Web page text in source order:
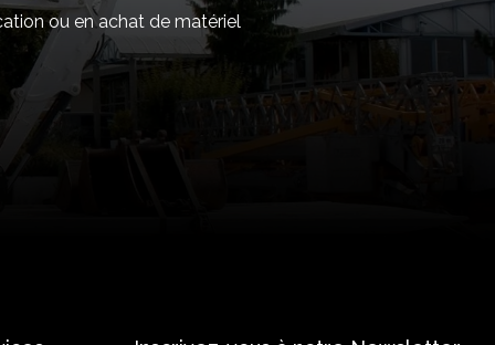
ou en achat de matériel